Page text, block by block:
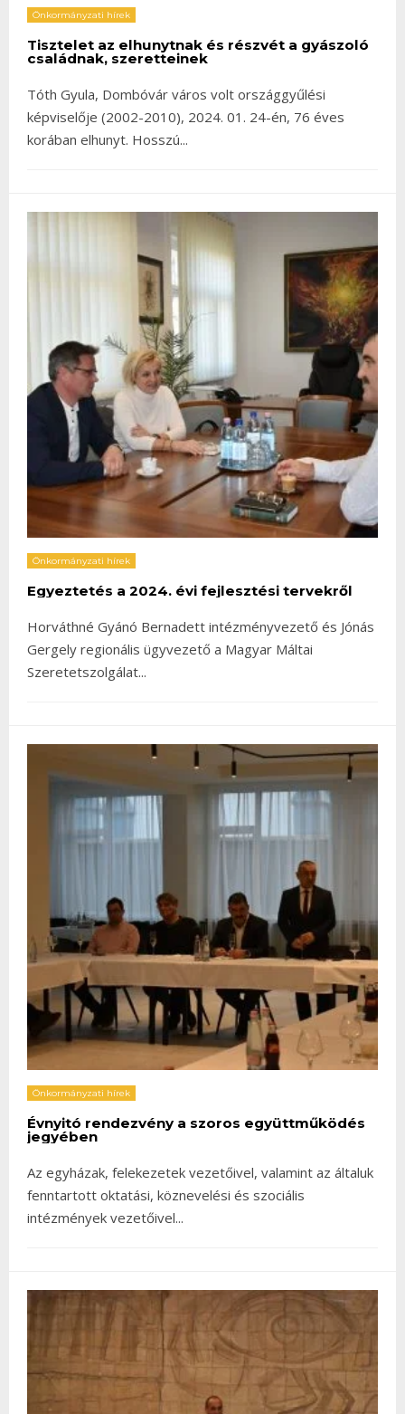
Önkormányzati hírek
Tisztelet az elhunytnak és részvét a gyászoló
családnak, szeretteinek
Tóth Gyula, Dombóvár város volt országgyűlési
képviselője (2002-2010), 2024. 01. 24-én, 76 éves
korában elhunyt. Hosszú...
Önkormányzati hírek
Egyeztetés a 2024. évi fejlesztési tervekről
Horváthné Gyánó Bernadett intézményvezető és Jónás
Gergely regionális ügyvezető a Magyar Máltai
Szeretetszolgálat...
Önkormányzati hírek
Évnyitó rendezvény a szoros együttműködés
jegyében
Az egyházak, felekezetek vezetőivel, valamint az általuk
fenntartott oktatási, köznevelési és szociális
intézmények vezetőivel...